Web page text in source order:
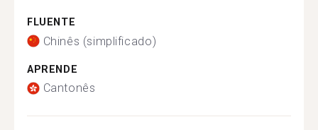
FLUENTE
Chinês (simplificado)
APRENDE
Cantonês